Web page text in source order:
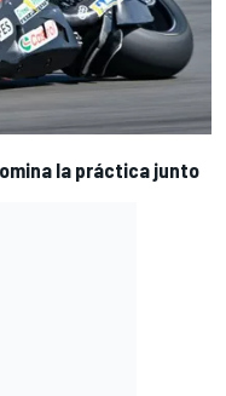
la práctica junto